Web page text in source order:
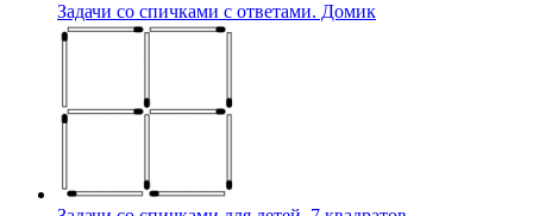
Задачи со спичками с ответами. Домик